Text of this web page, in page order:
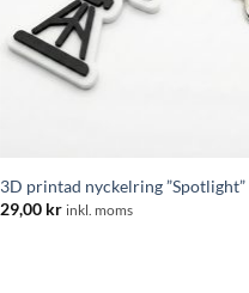
3D printad nyckelring ”Spotlight”
29,00 kr inkl. moms